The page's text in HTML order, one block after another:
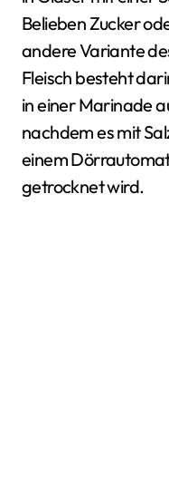
Belieben Zucker
andere Variante
Fleisch besteht
in einer Marinade
nachdem es mit
einem
getrocknet wird.